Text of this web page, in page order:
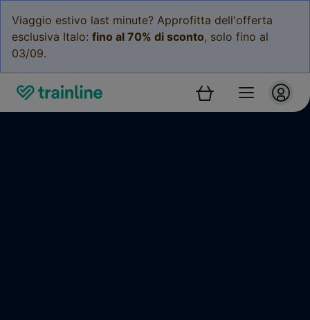
Viaggio estivo last minute? Approfitta dell'offerta
esclusiva Italo: fino al 70% di sconto, solo fino al
03/09.